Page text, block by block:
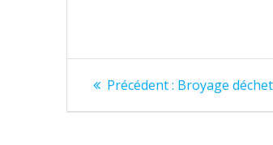
Navigation
de
Précédent : Article
Broyage